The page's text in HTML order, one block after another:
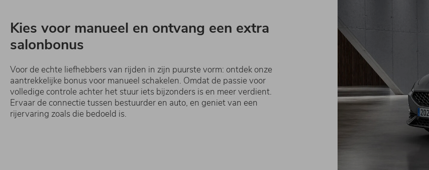
Kies voor manueel en ontvang een extra
salonbonus
Voor de echte liefhebbers van rijden in zijn puurste vorm: ontdek onze
aantrekkelijke bonus voor manueel schakelen. Omdat de passie voor
volledige controle achter het stuur iets bijzonders is en meer verdient.
Ervaar de connectie tussen bestuurder en auto, en geniet van een
rijervaring zoals die bedoeld is.